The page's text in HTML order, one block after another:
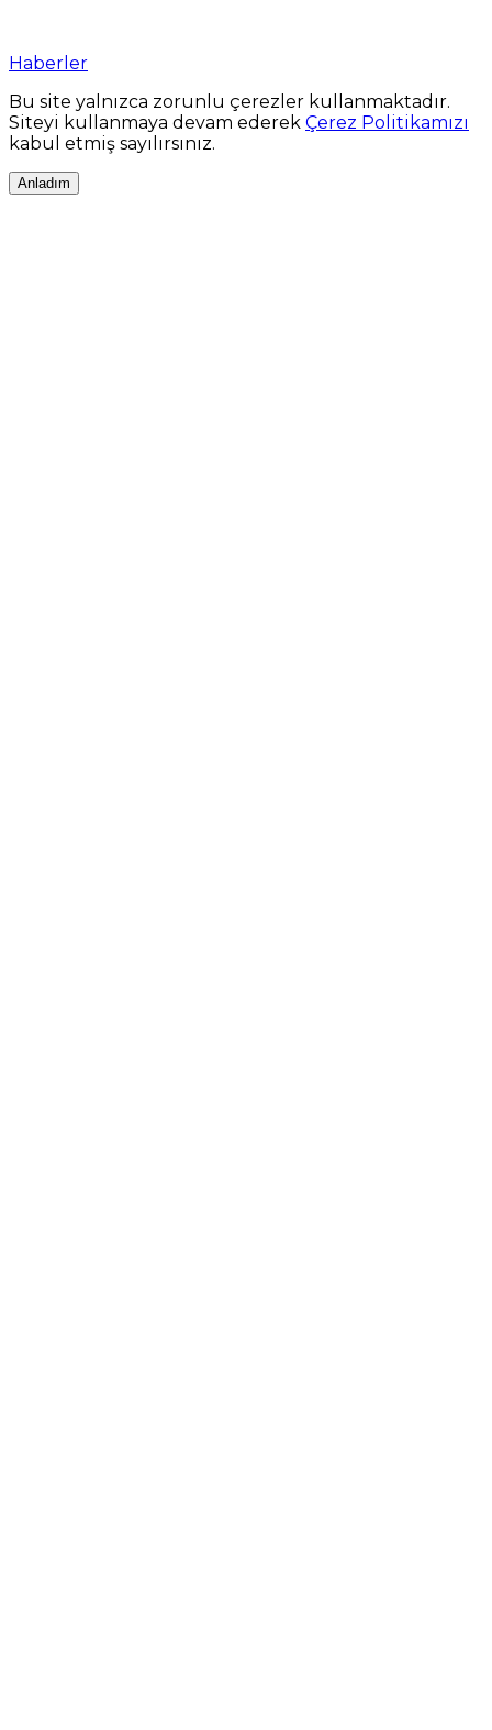
Haberler
Bu site yalnızca zorunlu çerezler kullanmaktadır.
Siteyi kullanmaya devam ederek Çerez Politikamızı
kabul etmiş sayılırsınız.
Anladım